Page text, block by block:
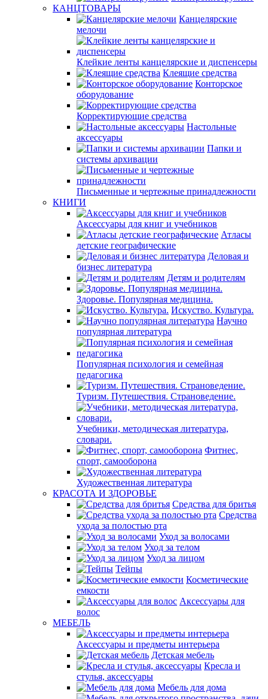
КАНЦТОВАРЫ
Канцелярские
мелочи
Клейкие ленты канцелярские и диспенсеры
Клеящие средства
Конторское
оборудование
Корректирующие средства
Настольные
аксессуары
Папки и
системы архивации
Письменные и чертежные принадлежности
КНИГИ
Аксессуары для книг и учебников
Атласы
детские географические
Деловая и
бизнес литература
Детям и родителям
Здоровье. Популярная медицина.
Искуство. Культура.
Научно
популярная литература
Популярная психология и семейная
педагогика
Туризм. Путешествия. Страноведение.
Учебники, методическая литература,
словари.
Фитнес,
спорт, самооборона
Художественная литература
КРАСОТА И ЗДОРОВЬЕ
Средства для бритья
Средства
ухода за полостью рта
Уход за волосами
Уход за телом
Уход за лицом
Тейпы
Косметические
емкости
Аксессуары для
волос
МЕБЕЛЬ
Аксессуары и предметы интерьера
Детская мебель
Кресла и
стулья, аксессуары
Мебель для дома